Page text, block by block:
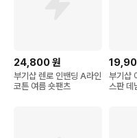
24,800원
부기샵 렌로 인밴딩 A라인
코튼 여름 숏팬츠
부기샵
스판 데